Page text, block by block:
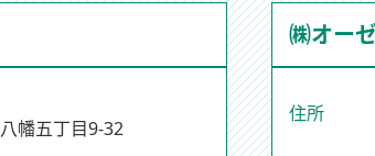
幡五丁目9-32
㈱オー
住所